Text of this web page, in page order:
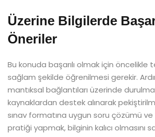
Üzerine Bilgilerde
Öneriler
Bu konuda başarılı olmak için öncelikle
sağlam şekilde öğrenilmesi gerekir.
mantıksal bağlantıları üzerinde
kaynaklardan destek alınarak
sınav formatına uygun soru çözümü
pratiği yapmak, bilginin kalıcı olmasını